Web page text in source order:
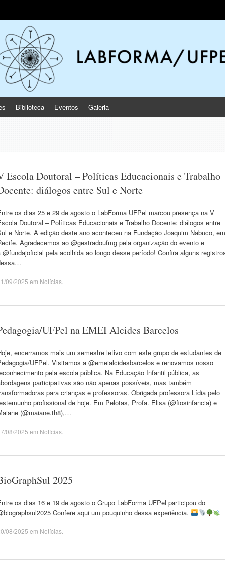
das infâncias
Biblioteca Eventos Galeria
Escola Doutoral – Políticas Educacionais e Trabalho
diálogos entre Sul e Norte
os dias 25 e 29 de agosto o LabForma UFPel marcou presença na V
Doutoral – Políticas Educacionais e Trabalho Docente: diálogos entre
e Norte. A edição deste ano aconteceu na Fundação Joaquim Nabuco, em
Agradecemos ao @gestradoufmg pela organização do evento e
@fundajoficial pela acolhida ao longo desse período! Confira alguns
09/2025 em Notícias
UFPel na EMEI Alcides Barcelos
encerramos mais um semestre letivo com este grupo de estudantes de
UFPel. Visitamos a @emeialcidesbarcelos e renovamos nosso
pela escola pública. Na Educação Infantil pública, as
participativas são não apenas possíveis, mas também
para crianças e professoras. Obrigada professora Lídia pelo
profissional de hoje. Em Pelotas, Profa. Elisa (@fiosinfancia) e
(@maiane.th8),…
08/2025 em Notícias
2025
os dias 16 e 19 de agosto o Grupo LabForma UFPel participou do
Confere aqui um pouquinho dessa experiência.
08/2025 em Notícias